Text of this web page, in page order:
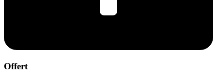
Offert